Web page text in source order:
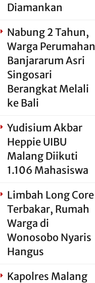
Diamankan
Nabung 2 Tahun,
Warga Perumahan
Banjararum Asri
Singosari
Berangkat Melali
ke Bali
Yudisium Akbar
Heppie UIBU
Malang Diikuti
1.106 Mahasiswa
Limbah Long Core
Terbakar, Rumah
Warga di
Wonosobo Nyaris
Hangus
Kapolres Malang